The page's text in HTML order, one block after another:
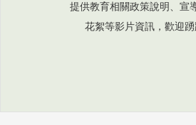
提供教育相關政策說明、宣
花絮等影片資訊，歡迎踴